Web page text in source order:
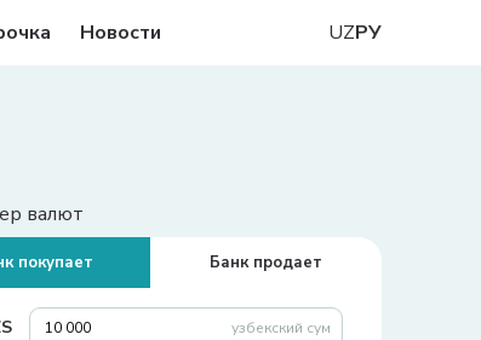
Новости UZРУ
валют
покупает Банк продает
узбекский сум